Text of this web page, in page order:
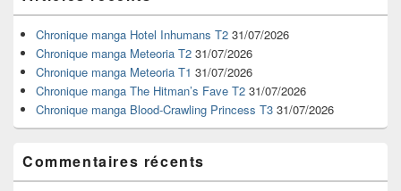
de
widget
pour
barre
latérale
Chronique manga Hotel Inhumans T2 31/07/2026
Chronique manga Meteoria T2 31/07/2026
Chronique manga Meteoria T1 31/07/2026
Chronique manga The Hitman’s Fave T2 31/07/2026
Chronique manga Blood-Crawling Princess T3 31/07/2026
Commentaires récents